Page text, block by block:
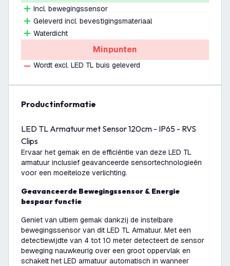
Incl. bewegingssensor
Geleverd incl. bevestigingsmateriaal
Waterdicht
Minpunten
Wordt excl. LED TL buis geleverd
productinformatie
LED TL Armatuur met Sensor 120cm - IP65 - RVS
Clips
Ervaar het gemak en de efficiëntie van deze LED TL
armatuur inclusief geavanceerde sensortechnologieën
voor een moeiteloze verlichting.
Geavanceerde Bewegingssensor & Energie
bespaar functie
Geniet van ultiem gemak dankzij de instelbare
bewegingssensor van dit LED TL Armatuur. Met een
detectiewijdte van 4 tot 10 meter detecteert de sensor
beweging nauwkeurig over een groot oppervlak en
schakelt het LED armatuur automatisch in wanneer